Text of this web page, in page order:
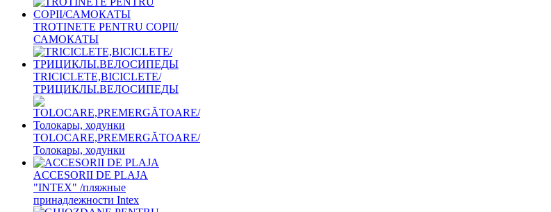
TROTINETE PENTRU COPII/
САМОКАТЫ
TRICICLETE,BICICLETE/
ТРИЦИКЛЫ.ВЕЛОСИПЕДЫ
TOLOCARE,PREMERGĂTOARE/
Толокары, ходунки
ACCESORII DE PLAJA
"INTEX" /пляжные
принадлежности Intex